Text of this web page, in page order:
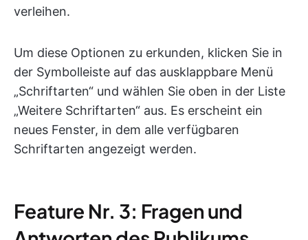
verleihen.
Um diese Optionen zu erkunden, klicken Sie in
der Symbolleiste auf das ausklappbare Menü
„Schriftarten“ und wählen Sie oben in der Liste
„Weitere Schriftarten“ aus. Es erscheint ein
neues Fenster, in dem alle verfügbaren
Schriftarten angezeigt werden.
Feature Nr. 3: Fragen und